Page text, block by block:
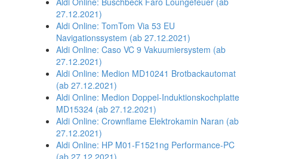
27.12.2021)
Aldi Online: TomTom Via 53 EU
Navigationssystem (ab 27.12.2021)
Aldi Online: Caso VC 9 Vakuumiersystem (ab
27.12.2021)
Aldi Online: Medion MD10241 Brotbackautomat
(ab 27.12.2021)
Aldi Online: Medion Doppel-Induktionskochplatte
MD15324 (ab 27.12.2021)
Aldi Online: Crownflame Elektrokamin Naran (ab
27.12.2021)
Aldi Online: HP M01-F1521ng Performance-PC
(ab 27.12.2021)